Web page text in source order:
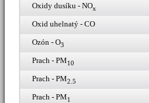
Oxidy dusíku - NOx
Oxid uhelnatý - CO
Ozón - O3
Prach - PM10
Prach - PM2.5
Prach - PM1